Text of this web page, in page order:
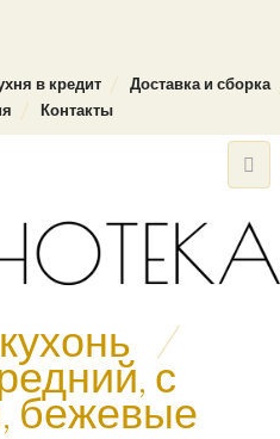
в кредит
Доставка и сборка
Контакты
/
с
бежевые